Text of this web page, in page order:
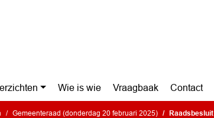
Wie is wie Vraagbaak Contact
Gemeenteraad (donderdag 20 februari 2025) Raadsbesluit